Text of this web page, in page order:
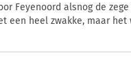
Feyenoord alsnog de
een heel zwakke, maar